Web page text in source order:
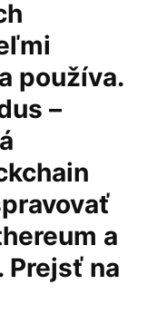
používa.
–
a
na